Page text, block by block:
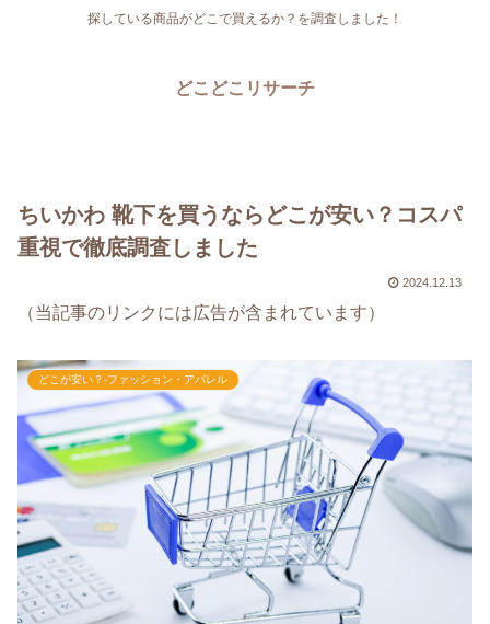
探している商品がどこで買えるか？を調査しました！
どこどこリサーチ
ちいかわ 靴下を買うならどこが安い？コスパ
重視で徹底調査しました
2024.12.13
（当記事のリンクには広告が含まれています）
どこが安い？-ファッション・アパレル